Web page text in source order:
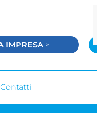
IMPRESA >
Contatti